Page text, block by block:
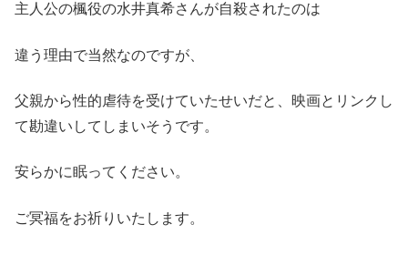
主人公の楓役の水井真希さんが自殺されたのは
違う理由で当然なのですが、
父親から性的虐待を受けていたせいだと、映画とリンクし
て勘違いしてしまいそうです。
安らかに眠ってください。
ご冥福をお祈りいたします。